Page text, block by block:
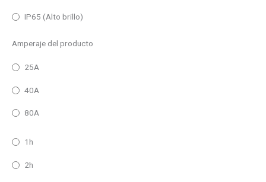
IP65 (Alto brillo)
Amperaje del producto
25A
40A
80A
1h
2h